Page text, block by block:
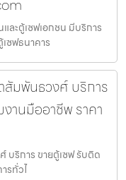
ะตู้เซฟเอกชน มีบริการ
ซฟธนาคาร
สัมพันธวงศ์ บริการ
านมืออาชีพ ราคา
บริการ ขายตู้เซฟ รับติด
รทั่วไ